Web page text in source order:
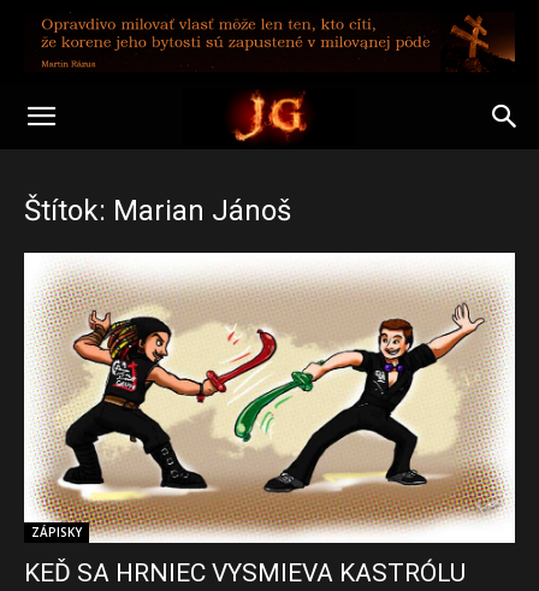
Štítok: Marian Jánoš
ZÁPISKY
KEĎ SA HRNIEC VYSMIEVA KASTRÓLU